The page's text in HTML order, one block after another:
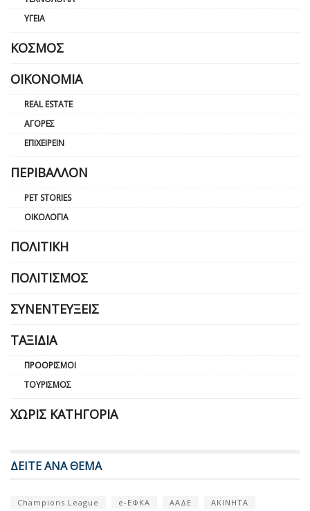
ΥΓΕΊΑ
ΚΌΣΜΟΣ
ΟΙΚΟΝΟΜΊΑ
REAL ESTATE
ΑΓΟΡΈΣ
ΕΠΙΧΕΙΡΕΊΝ
ΠΕΡΙΒΆΛΛΟΝ
PET STORIES
ΟΙΚΟΛΟΓΊΑ
ΠΟΛΙΤΙΚΉ
ΠΟΛΙΤΙΣΜΌΣ
ΣΥΝΕΝΤΕΎΞΕΙΣ
ΤΑΞΊΔΙΑ
ΠΡΟΟΡΙΣΜΟΊ
ΤΟΥΡΙΣΜΌΣ
ΧΩΡΊΣ ΚΑΤΗΓΟΡΊΑ
ΔΕΙΤΕ ΑΝΑ ΘΕΜΑ
Champions League e-ΕΦΚΑ ΑΑΔΕ
ΑΚΙΝΗΤΑ